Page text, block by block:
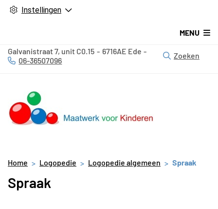
Instellingen
MENU
Galvanistraat 7, unit C0.15 6716AE Ede
Tel:
06-36507096
Zoeken
Home Logopedie Logopedie algemeen Spraak
Spraak